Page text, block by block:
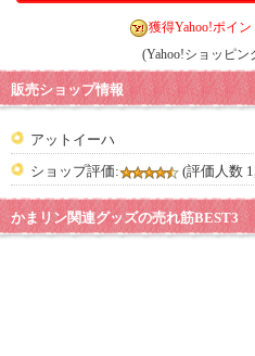
獲得Yahoo!ポイ
(Yahoo!ショッピ
販売ショップ情報
アットイーハ
ショップ評価:
(評価人数
かまリン関連グッズの売れ筋BEST3